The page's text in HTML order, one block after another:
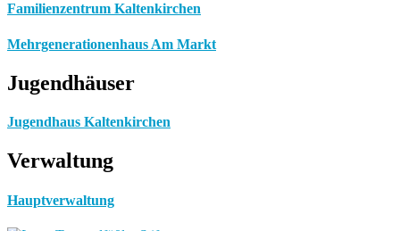
Familienzentrum Kaltenkirchen
Mehrgenerationenhaus Am Markt
Jugendhäuser
Jugendhaus Kaltenkirchen
Verwaltung
Hauptverwaltung